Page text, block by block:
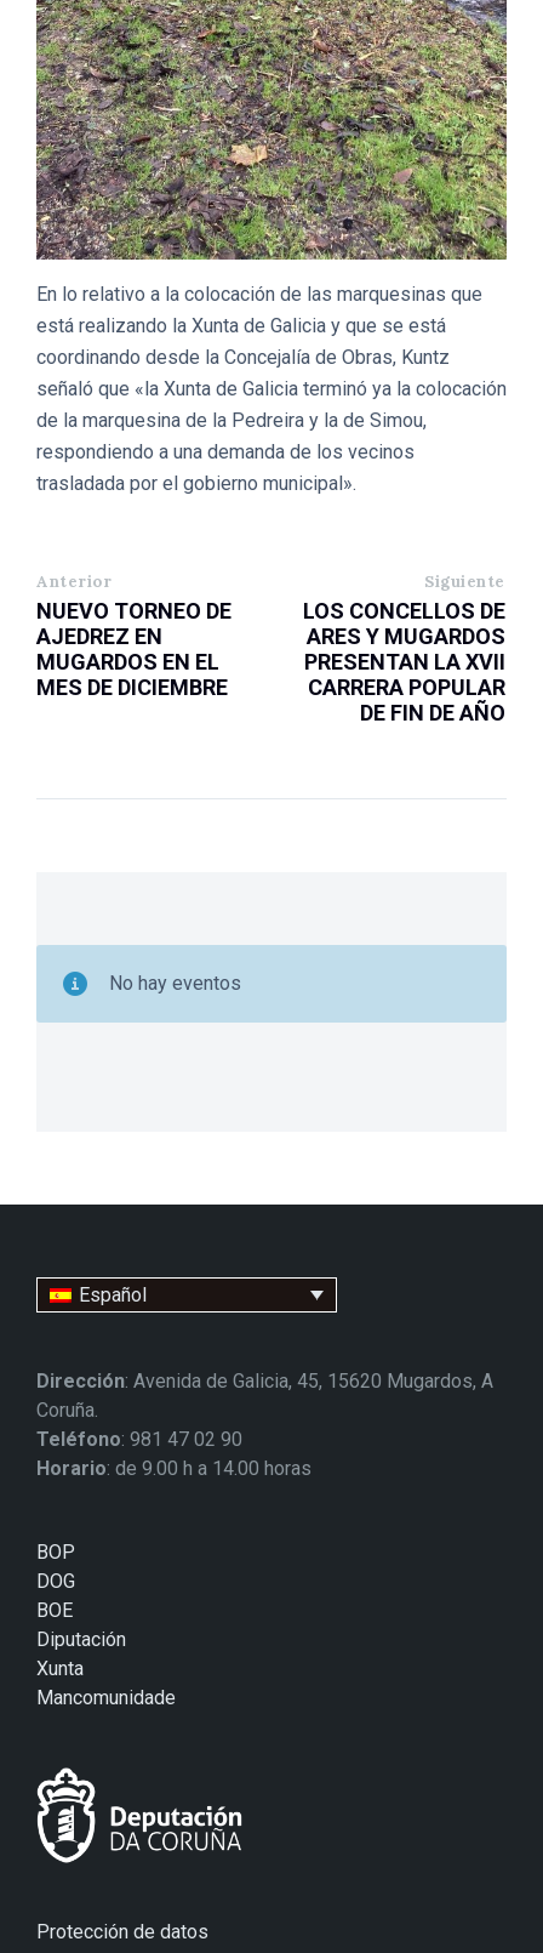
En lo relativo a la colocación de las marquesinas que
está realizando la Xunta de Galicia y que se está
coordinando desde la Concejalía de Obras, Kuntz
señaló que «la Xunta de Galicia terminó ya la colocación
de la marquesina de la Pedreira y la de Simou,
respondiendo a una demanda de los vecinos
trasladada por el gobierno municipal».
Anterior
NUEVO TORNEO DE
AJEDREZ EN
MUGARDOS EN EL
MES DE DICIEMBRE
Siguiente
LOS CONCELLOS DE
ARES Y MUGARDOS
PRESENTAN LA XVII
CARRERA POPULAR
DE FIN DE AÑO
No hay eventos
Español
Dirección: Avenida de Galicia, 45, 15620 Mugardos, A
Coruña.
Teléfono: 981 47 02 90
Horario: de 9.00 h a 14.00 horas
BOP
DOG
BOE
Diputación
Xunta
Mancomunidade
Protección de datos